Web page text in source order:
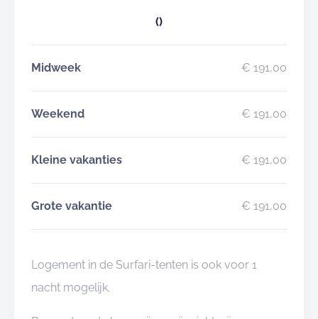
()
Midweek € 191,00
Weekend € 191,00
Kleine vakanties € 191,00
Grote vakantie € 191,00
Logement in de Surfari-tenten is ook voor 1
nacht mogelijk.